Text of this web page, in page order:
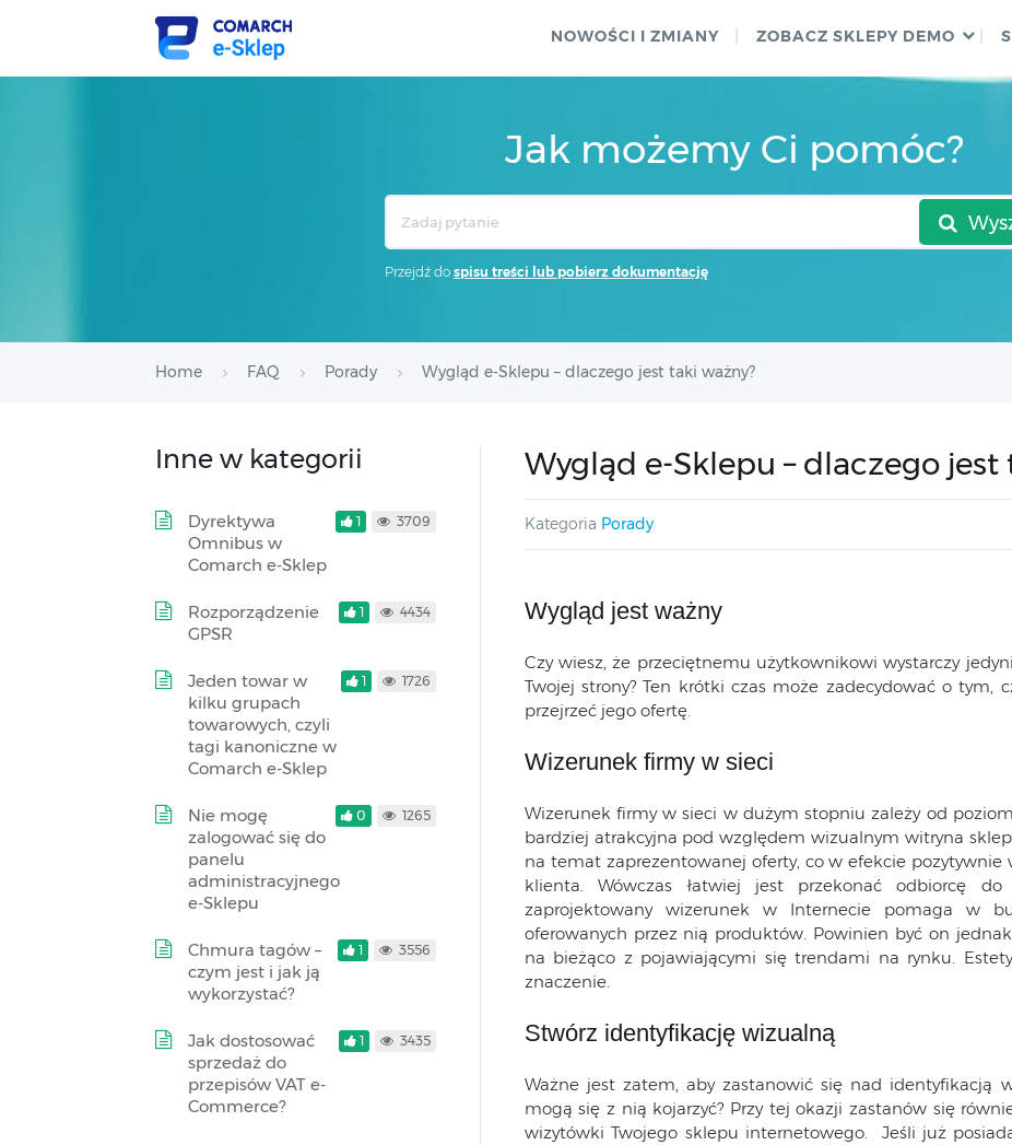
NOWOŚCI I ZMIANY ZOBACZ SKLEPY DEMO
Jak możemy Ci pomóc?
Przejdź do spisu treści lub pobierz dokumentację
Home FAQ Porady Wygląd e-Sklepu – dlaczego jest taki ważny?
Wygląd e-Sklepu – dlaczego jest
Kategoria Porady
Wygląd jest ważny
Czy wiesz, że przeciętnemu użytkownikowi wystarczy
Twojej strony? Ten krótki czas może zadecydować o tym,
przejrzeć jego ofertę.
Wizerunek firmy w sieci
Wizerunek firmy w sieci w dużym stopniu zależy od
bardziej atrakcyjna pod względem wizualnym witryna
na temat zaprezentowanej oferty, co w efekcie pozytywnie
klienta. Wówczas łatwiej jest przekonać odbiorcę do
zaprojektowany wizerunek w Internecie pomaga w
oferowanych przez nią produktów. Powinien być on
na bieżąco z pojawiającymi się trendami na rynku.
znaczenie.
Stwórz identyfikację wizualną
Ważne jest zatem, aby zastanowić się nad identyfikacją
mogą się z nią kojarzyć? Przy tej okazji zastanów się
wizytówki Twojego sklepu internetowego. Jeśli już
Inne w kategorii
Dyrektywa
Omnibus w
Comarch e-Sklep
1 3709
Rozporządzenie
GPSR
1 4434
Jeden towar w
kilku grupach
towarowych, czyli
tagi kanoniczne w
Comarch e-Sklep
1 1726
Nie mogę
zalogować się do
panelu
administracyjnego
e-Sklepu
0 1265
Chmura tagów –
czym jest i jak ją
wykorzystać?
1 3556
Jak dostosować
sprzedaż do
przepisów VAT e-
Commerce?
1 3435